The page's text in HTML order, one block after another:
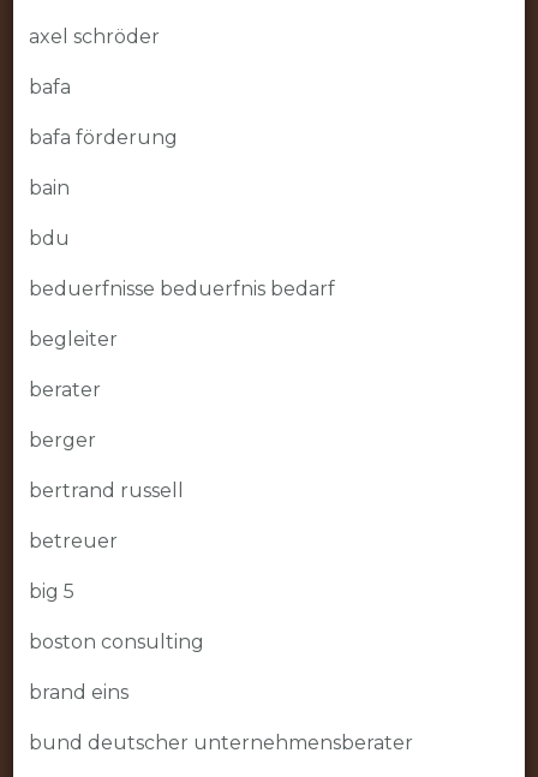
axel schröder
bafa
bafa förderung
bain
bdu
beduerfnisse beduerfnis bedarf
begleiter
berater
berger
bertrand russell
betreuer
big 5
boston consulting
brand eins
bund deutscher unternehmensberater